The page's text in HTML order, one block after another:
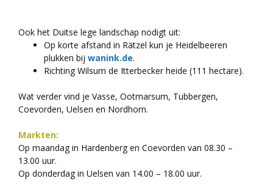
Ook het Duitse lege landschap nodigt uit:
Op korte afstand in Rätzel kun je Heidelbeeren
plukken bij wanink.de.
Richting Wilsum de Itterbecker heide (111 hectare).
Wat verder vind je Vasse, Ootmarsum, Tubbergen,
Coevorden, Uelsen en Nordhorn.
Markten:
Op maandag in Hardenberg en Coevorden van 08.30 –
13.00 uur.
Op donderdag in Uelsen van 14.00 – 18.00 uur.